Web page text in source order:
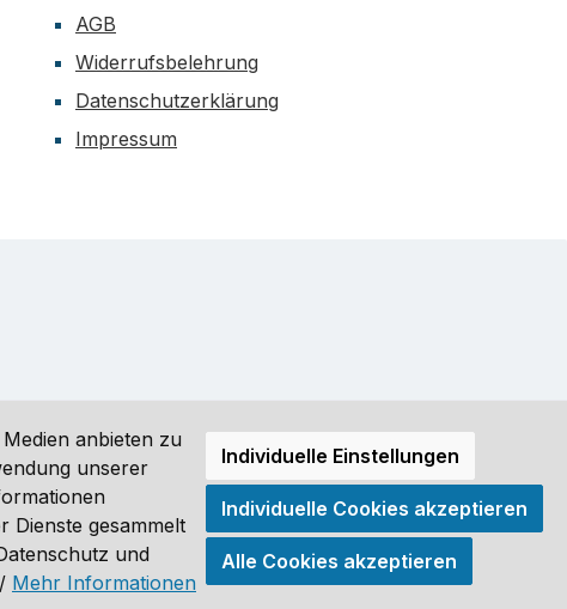
AGB
Widerrufsbelehrung
Datenschutzerklärung
Impressum
(DE) angezeigt. Streichpreise = UVP-Preise. Abbildungen
anbieten zu
unserer
Dienste gesammelt
und
Mehr Informationen
Individuelle Einstellungen
Individuelle Cookies akzeptieren
Alle Cookies akzeptieren